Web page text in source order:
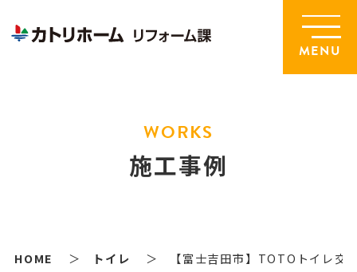
MENU
WORKS
施工事例
HOME トイレ 【富士吉田市】TOTOトイレ交